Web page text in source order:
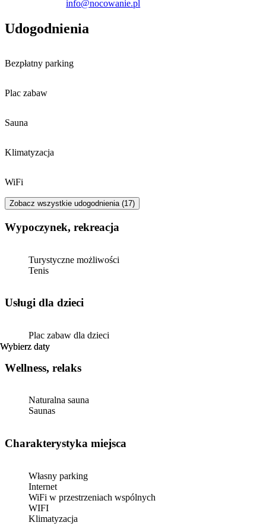
info@nocowanie.pl
Wybierz daty
Wybierz daty
Udogodnienia
Bezpłatny parking
Plac zabaw
Sauna
Klimatyzacja
WiFi
Zobacz wszystkie udogodnienia (17)
Wypoczynek, rekreacja
Turystyczne możliwości
Tenis
usługi dla dzieci
Plac zabaw dla dzieci
Wellness, relaks
Naturalna sauna
Saunas
Charakterystyka miejsca
Własny parking
Internet
WiFi w przestrzeniach wspólnych
WIFI
Klimatyzacja